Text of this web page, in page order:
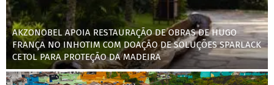
AKZONOBEL APOIA RESTAURAÇÃO DE OBRAS DE HUGO
FRANÇA NO INHOTIM COM DOAÇÃO DE SOLUÇÕES SPARLACK
CETOL PARA PROTEÇÃO DA MADEIRA